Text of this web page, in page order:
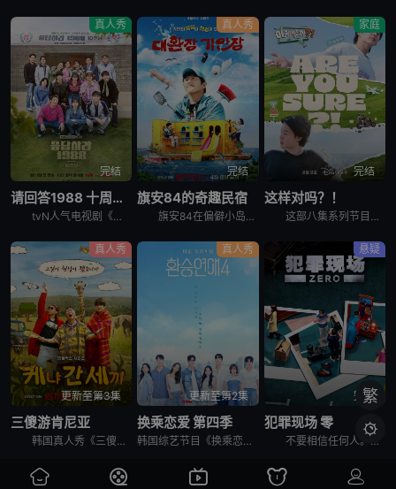
真人秀
完结
请回答1988 十周年MT
tvN人气电视剧《请回答1988》主演们为迎接10周年而出发的两天一夜旅行，大家聚在一起按照电视剧的主题，穿搭了符合1988年的时代发型和服装风格。
真人秀
完结
旗安84的奇趣民宿
旗安84在偏僻小岛上开设让人逃离烦嚣的另类民宿，由防弹少年团Jin和池艺恩带领客人进行有趣的冒险，过程中也少不了各种爆笑的突发状况。
家庭
完结
这样对吗？！
这部八集系列节目拍摄于2023年，在朴智旻和田柾国入伍韩国军队之前，它记录了两人前往三个标志性全球目的地的旅行：美国纽约州、韩国济州岛和日本札幌。 &nbsp; &nbsp; &nbsp; &nb
真人秀
更新至第3集
三傻游肯尼亚
韩国真人秀《三傻游肯尼亚》讲述了：李寿根、殷志源和曹圭贤在肯尼亚重聚，开启一段意想不到的旅行冒险之旅。在令人叹为观止的非洲荒野背景下，展现他们标志性的机智幽默、轻松打趣和深厚友谊。
真人秀
更新至第2集
换乘恋爱 第四季
韩国综艺节目《换乘恋爱 第四季》。
悬疑
完结
犯罪现场 零
不要相信任何人。任何人都有可能成为犯人。在6名玩家之间展开的异想天开的推理战争。超越韩国，将迎来吸引全球观众的传奇角色扮演推理综艺的新篇章。
繁
